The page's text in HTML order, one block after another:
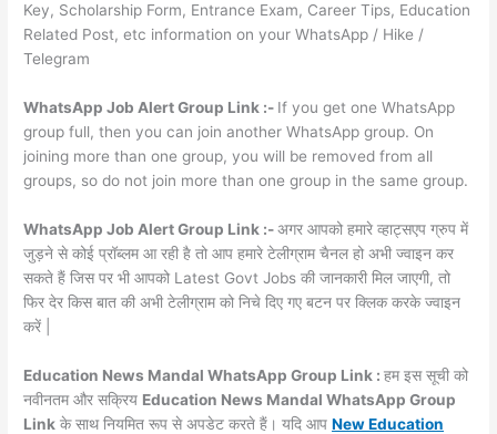
Key, Scholarship Form, Entrance Exam, Career Tips, Education
Related Post, etc information on your WhatsApp / Hike /
Telegram
WhatsApp Job Alert Group Link :- If you get one WhatsApp
group full, then you can join another WhatsApp group. On
joining more than one group, you will be removed from all
groups, so do not join more than one group in the same group.
WhatsApp Job Alert Group Link :-अगर आपको हमारे व्हाट्सएप ग्रुप में
जुड़ने से कोई प्रॉब्लम आ रही है तो आप हमारे टेलीग्राम चैनल हो अभी ज्वाइन कर
सकते हैं जिस पर भी आपको Latest Govt Jobs की जानकारी मिल जाएगी, तो
फिर देर किस बात की अभी टेलीग्राम को निचे दिए गए बटन पर क्लिक करके ज्वाइन
करें |
Education News Mandal WhatsApp Group Link :हम इस सूची को
नवीनतम और सक्रिय Education News Mandal WhatsApp Group
Link के साथ नियमित रूप से अपडेट करते हैं। यदि आपNew Education